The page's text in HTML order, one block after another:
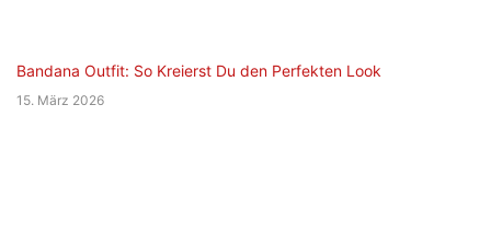
Bandana Outfit: So Kreierst Du den Perfekten Look
15. März 2026